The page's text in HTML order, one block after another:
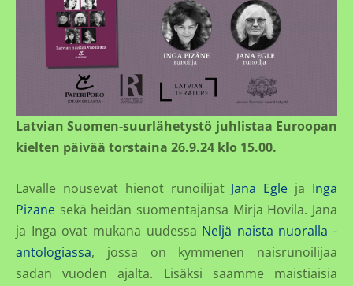
Latvian Suomen-suurlähetystö juhlistaa Euroopan
kielten päivää torstaina 26.9.24 klo 15.00.
Lavalle nousevat hienot runoilijat Jana Egle ja Inga
Pizāne sekä heidän suomentajansa Mirja Hovila. Jana
ja Inga ovat mukana uudessa Neljä naista nuoralla -
antologiassa, jossa on kymmenen naisrunoilijaa
sadan vuoden ajalta. Lisäksi saamme maistiaisia